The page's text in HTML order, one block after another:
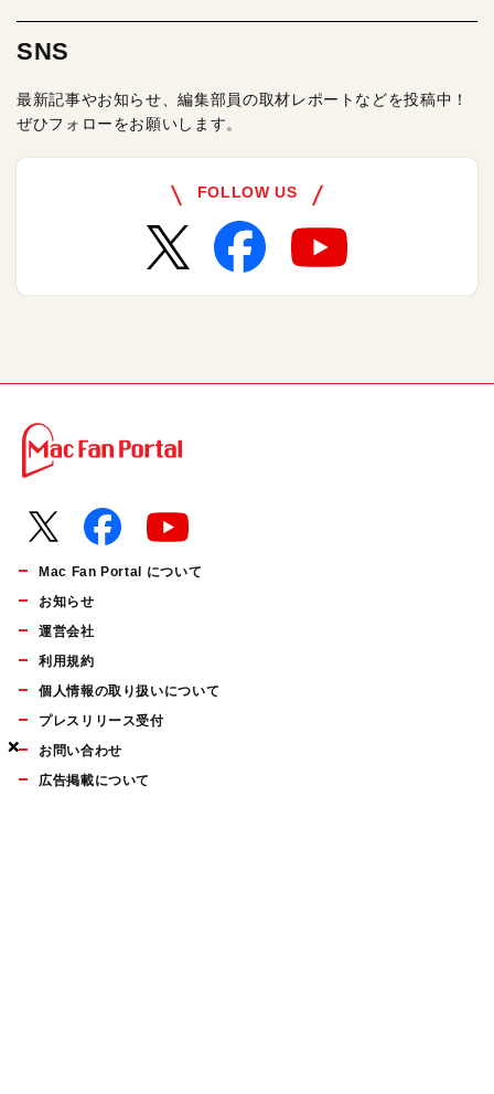
×
×
×
SNS
最新記事やお知らせ、編集部員の取材レポートなどを投稿中！
ぜひフォローをお願いします。
FOLLOW US
Mac Fan Portal について
お知らせ
運営会社
利用規約
個人情報の取り扱いについて
プレスリリース受付
お問い合わせ
広告掲載について